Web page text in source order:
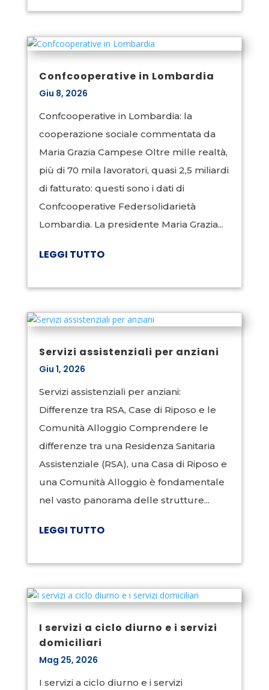
Confcooperative in Lombardia
Giu 8, 2026
Confcooperative in Lombardia: la
cooperazione sociale commentata da
Maria Grazia Campese Oltre mille realtà,
più di 70 mila lavoratori, quasi 2,5 miliardi
di fatturato: questi sono i dati di
Confcooperative Federsolidarietà
Lombardia. La presidente Maria Grazia...
LEGGI TUTTO
Servizi assistenziali per anziani
Giu 1, 2026
Servizi assistenziali per anziani:
Differenze tra RSA, Case di Riposo e le
Comunità Alloggio Comprendere le
differenze tra una Residenza Sanitaria
Assistenziale (RSA), una Casa di Riposo e
una Comunità Alloggio è fondamentale
nel vasto panorama delle strutture...
LEGGI TUTTO
I servizi a ciclo diurno e i servizi
domiciliari
Mag 25, 2026
I servizi a ciclo diurno e i servizi